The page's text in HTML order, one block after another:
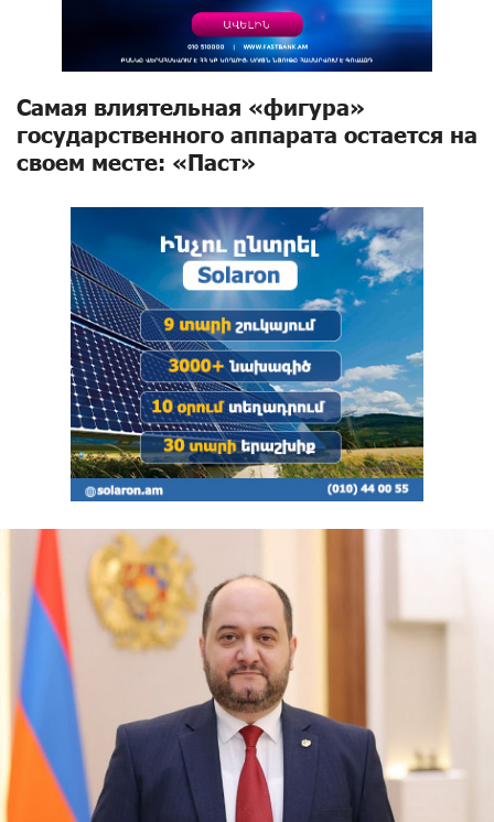
Самая влиятельная «фигура»
государственного аппарата остается на
своем месте: «Паст»